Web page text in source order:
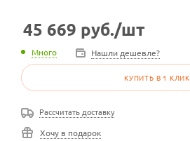
45 669 руб./шт
Много Нашли дешевле?
КУПИТЬ В 1 КЛИК
Рассчитать доставку
Хочу в подарок